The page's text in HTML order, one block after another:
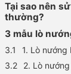
Tại sao nên
thường?
3 mẫu lò
1. Lò
2. Lò